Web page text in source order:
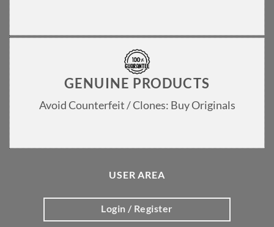
GENUINE PRODUCTS
Avoid Counterfeit / Clones: Buy Originals
USER AREA
Login / Register